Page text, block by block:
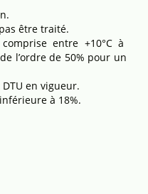
être traité.
entre +10°C à
l’ordre de 50% pour un
en vigueur.
à 18%.